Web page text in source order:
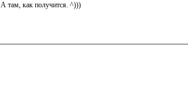
там, как получится. ^)))